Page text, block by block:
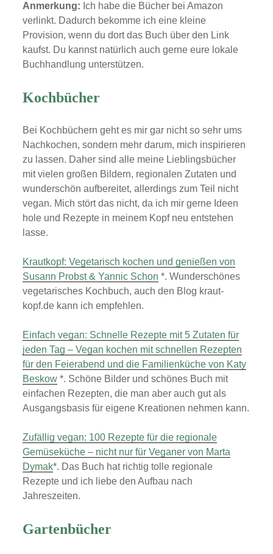
Anmerkung: Ich habe die Bücher bei Amazon
verlinkt. Dadurch bekomme ich eine kleine
Provision, wenn du dort das Buch über den Link
kaufst. Du kannst natürlich auch gerne eure lokale
Buchhandlung unterstützen.
Kochbücher
Bei Kochbüchern geht es mir gar nicht so sehr ums
Nachkochen, sondern mehr darum, mich inspirieren
zu lassen. Daher sind alle meine Lieblingsbücher
mit vielen großen Bildern, regionalen Zutaten und
wunderschön aufbereitet, allerdings zum Teil nicht
vegan. Mich stört das nicht, da ich mir gerne Ideen
hole und Rezepte in meinem Kopf neu entstehen
lasse.
Krautkopf: Vegetarisch kochen und genießen von
Susann Probst & Yannic Schon *. Wunderschönes
vegetarisches Kochbuch, auch den Blog kraut-
kopf.de kann ich empfehlen.
Einfach vegan: Schnelle Rezepte mit 5 Zutaten für
jeden Tag – Vegan kochen mit schnellen Rezepten
für den Feierabend und die Familienküche von Katy
Beskow *. Schöne Bilder und schönes Buch mit
einfachen Rezepten, die man aber auch gut als
Ausgangsbasis für eigene Kreationen nehmen kann.
Zufällig vegan: 100 Rezepte für die regionale
Gemüseküche – nicht nur für Veganer von Marta
Dymak*. Das Buch hat richtig tolle regionale
Rezepte und ich liebe den Aufbau nach
Jahreszeiten.
Gartenbücher